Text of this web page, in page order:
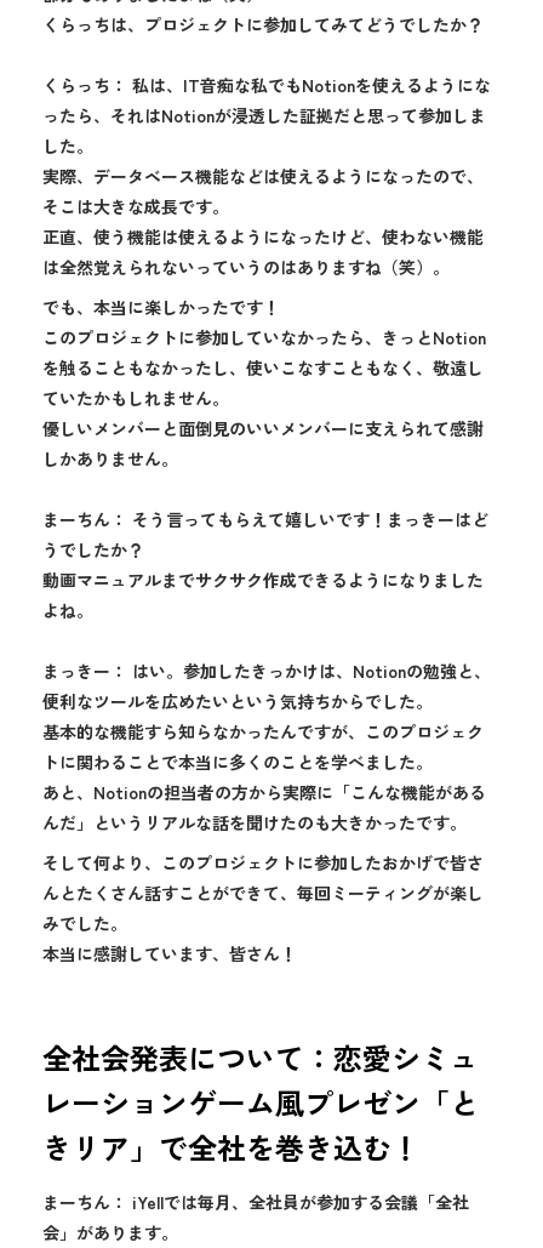
くらっちは、プロジェクトに参加してみてどうでしたか？
くらっち： 私は、IT音痴な私でもNotionを使えるようにな
ったら、それはNotionが浸透した証拠だと思って参加しま
した。
実際、データベース機能などは使えるようになったので、
そこは大きな成長です。
正直、使う機能は使えるようになったけど、使わない機能
は全然覚えられないっていうのはありますね（笑）。
でも、本当に楽しかったです！
このプロジェクトに参加していなかったら、きっとNotion
を触ることもなかったし、使いこなすこともなく、敬遠し
ていたかもしれません。
優しいメンバーと面倒見のいいメンバーに支えられて感謝
しかありません。
まーちん： そう言ってもらえて嬉しいです！まっきーはど
うでしたか？
動画マニュアルまでサクサク作成できるようになりました
よね。
まっきー： はい。参加したきっかけは、Notionの勉強と、
便利なツールを広めたいという気持ちからでした。
基本的な機能すら知らなかったんですが、このプロジェク
トに関わることで本当に多くのことを学べました。
あと、Notionの担当者の方から実際に「こんな機能がある
んだ」というリアルな話を聞けたのも大きかったです。
そして何より、このプロジェクトに参加したおかげで皆さ
んとたくさん話すことができて、毎回ミーティングが楽し
みでした。
本当に感謝しています、皆さん！
全社会発表について：恋愛シミュ
レーションゲーム風プレゼン「と
きリア」で全社を巻き込む！
まーちん： iYellでは毎月、全社員が参加する会議「全社
会」があります。